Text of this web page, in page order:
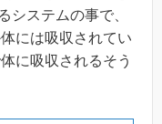
システムの事で、
には吸収されてい
に吸収されるそう